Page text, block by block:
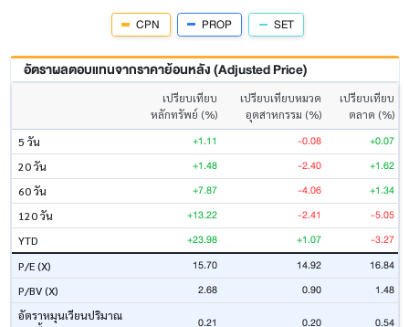
CPN PROP SET
อัตราผลตอบแทนจากราคาย้อนหลัง (Adjusted Price)
เปรียบเทียบ
หลักทรัพย์ (%)
เปรียบเทียบหมวด
อุตสาหกรรม (%)
เปรียบเทียบ
ตลาด (%)
5 วัน
+1.11 -0.08 +0.07
20 วัน +1.48 -2.40 +1.62
60 วัน +7.87 -4.06 +1.34
120 วัน +13.22 -2.41 -5.05
YTD +23.98 +1.07 -3.27
P/E (X) 15.70 14.92 16.84
P/BV (X) 2.68 0.90 1.48
อัตราหมุนเวียนปริมาณ
0.21 0.20 0.54